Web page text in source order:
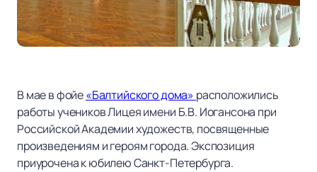
В мае в фойе«Балтийского дома» расположились
работы учеников Лицея имени Б.В. Иогансона при
Российской Академии художеств, посвященные
произведениям и героям города. Экспозиция
приурочена к юбилею Санкт-Петербурга.